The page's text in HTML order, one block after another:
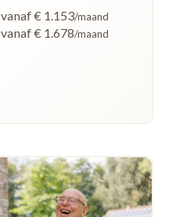
vanaf € 1.153/maand
vanaf € 1.678/maand